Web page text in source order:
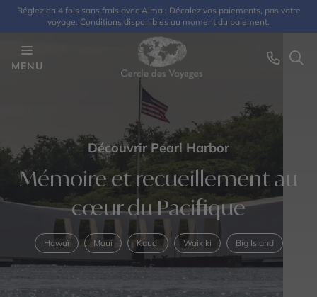
Réglez en 4 fois sans frais avec Alma : Décalez vos paiements, pas votre
voyage. Conditions disponibles au moment du paiement.
MENU
Découvrir Pearl Harbor
Mémoire et recueillement au
cœur du Pacifique
Hawaï Maui Kauai Waikiki Big Island